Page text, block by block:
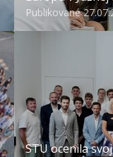
Publikované
STU ocenila